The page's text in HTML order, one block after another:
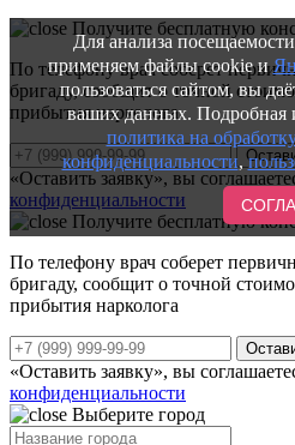
Для анализа
применяем файлы cookie и
пользоваться сайтом, вы
ваших данных. Подробная
политика на
конфиденциальности,
Получите бесплатную
По телефону врач соберет
бригаду, сообщит о точной
прибытия нарколога
«Оставить заявку», вы
конфиденциальности
Получите бесплатную
По телефону врач соберет
бригаду, сообщит о точной
прибытия нарколога
«Оставить заявку», вы
конфиденциальности
Выберите город